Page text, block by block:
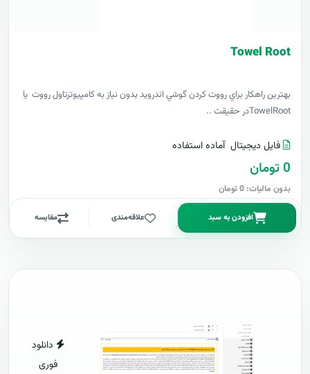
Towel Root
بهترين راهکار براي رووت کردن گوشي اندرويد بدون نياز به کامپيوترتاول رووت يا
TowelRootدر حقيقت ..
فایل دیجیتال آماده استفاده
0 تومان
بدون مالیات: 0 تومان
افزودن به سبد علاقه‌مندی مقایسه
دانلود
فوری